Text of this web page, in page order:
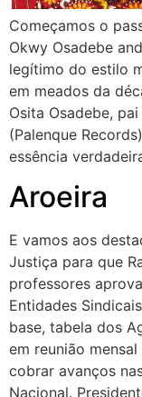
Começamos o
Okwy Osadebe
legítimo do estilo
em meados da
Osita Osadebe,
(Palenque
essência
Aroeira
E vamos aos
Justiça para que
professores
Entidades
base, tabela dos
em reunião
cobrar avanços
Nacional.